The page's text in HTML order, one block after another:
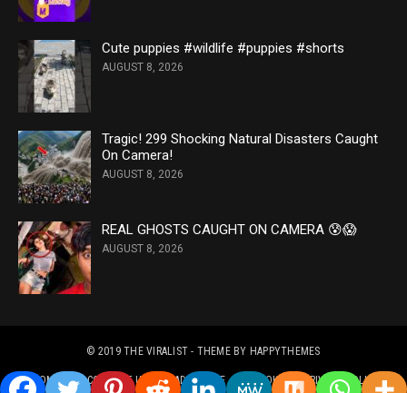
Cute puppies #wildlife #puppies #shorts
AUGUST 8, 2026
Tragic! 299 Shocking Natural Disasters Caught
On Camera!
AUGUST 8, 2026
REAL GHOSTS CAUGHT ON CAMERA 😰😱
AUGUST 8, 2026
© 2019THE VIRALIST - THEME BY HAPPYTHEMES
HOME CONTACT US ADVERTISE COOKIES & PRIVACY POLICY